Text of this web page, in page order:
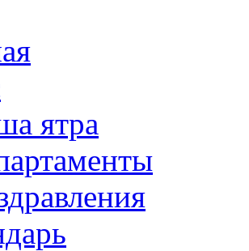
ятра